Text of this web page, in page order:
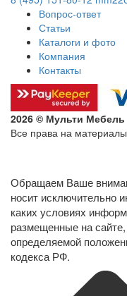
Вопрос-ответ
Статьи
Каталоги и фото
Компания
Контакты
2026 © Мульти Мебель
Все права на
Обращаем Ваше
носит исключительно
каких условиях
размещенные на
определяемой
кодекса РФ.